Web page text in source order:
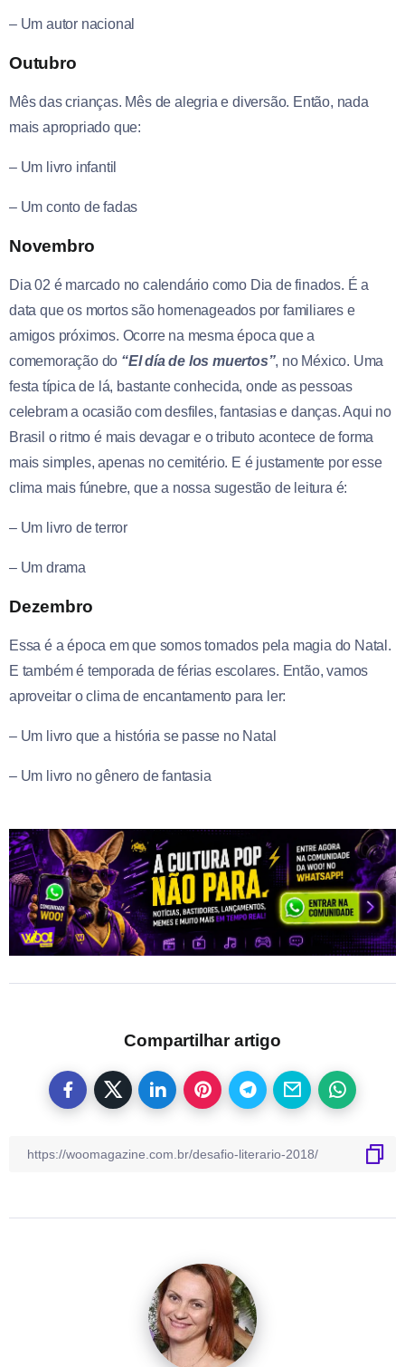
– Um autor nacional
Outubro
Mês das crianças. Mês de alegria e diversão. Então, nada
mais apropriado que:
– Um livro infantil
– Um conto de fadas
Novembro
Dia 02 é marcado no calendário como Dia de finados. É a
data que os mortos são homenageados por familiares e
amigos próximos. Ocorre na mesma época que a
comemoração do “El día de los muertos”, no México. Uma
festa típica de lá, bastante conhecida, onde as pessoas
celebram a ocasião com desfiles, fantasias e danças. Aqui no
Brasil o ritmo é mais devagar e o tributo acontece de forma
mais simples, apenas no cemitério. E é justamente por esse
clima mais fúnebre, que a nossa sugestão de leitura é:
– Um livro de terror
– Um drama
Dezembro
Essa é a época em que somos tomados pela magia do Natal.
E também é temporada de férias escolares. Então, vamos
aproveitar o clima de encantamento para ler:
– Um livro que a história se passe no Natal
– Um livro no gênero de fantasia
Compartilhar artigo